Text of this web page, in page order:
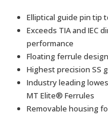
Elliptical guide pin tip
Exceeds TIA and IEC
performance
Floating ferrule
Highest precision SS
Industry leading
MT Elite® Ferrules
Removable housing